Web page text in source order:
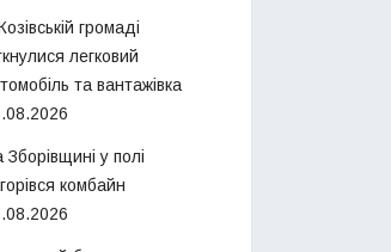
громаді
легковий
та вантажівка
Зборівщині у полі
комбайн